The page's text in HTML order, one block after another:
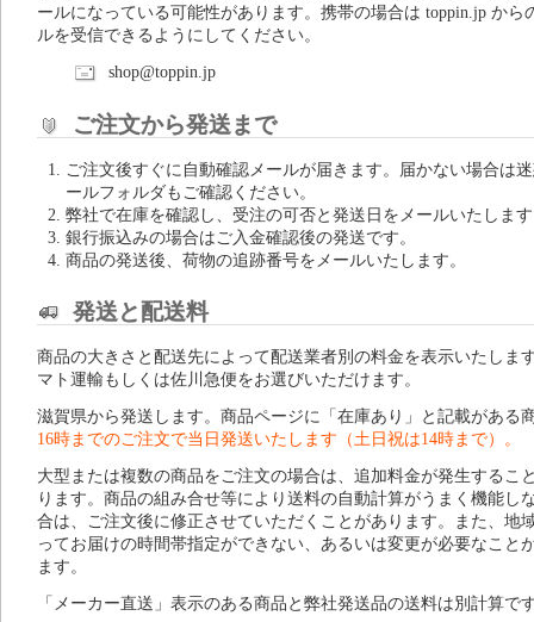
ールになっている可能性があります。携帯の場合は toppin.jp から
ルを受信できるようにしてください。
shop@toppin.jp
ご注文から発送まで
ご注文後すぐに自動確認メールが届きます。届かない場合は
ールフォルダもご確認ください。
弊社で在庫を確認し、受注の可否と発送日をメールいたしま
銀行振込みの場合はご入金確認後の発送です。
商品の発送後、荷物の追跡番号をメールいたします。
発送と配送料
商品の大きさと配送先によって配送業者別の料金を表示いたしま
マト運輸もしくは佐川急便をお選びいただけます。
滋賀県から発送します。商品ページに「在庫あり」と記載がある
16時までのご注文で当日発送いたします（土日祝は14時まで）。
大型または複数の商品をご注文の場合は、追加料金が発生するこ
ります。商品の組み合せ等により送料の自動計算がうまく機能し
合は、ご注文後に修正させていただくことがあります。また、地
ってお届けの時間帯指定ができない、あるいは変更が必要なこと
ます。
「メーカー直送」表示のある商品と弊社発送品の送料は別計算で